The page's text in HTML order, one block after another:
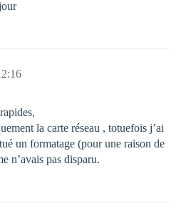
la carte réseau , totuefois j’ai
un formatage (pour une raison de
n’avais pas disparu.